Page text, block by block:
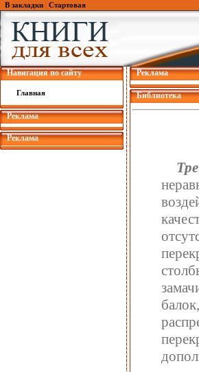
В закладки Стартовая
Навигация по сайту
Главная
Реклама
Реклама
Реклама
Библиотека